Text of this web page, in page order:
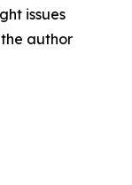
issues
author